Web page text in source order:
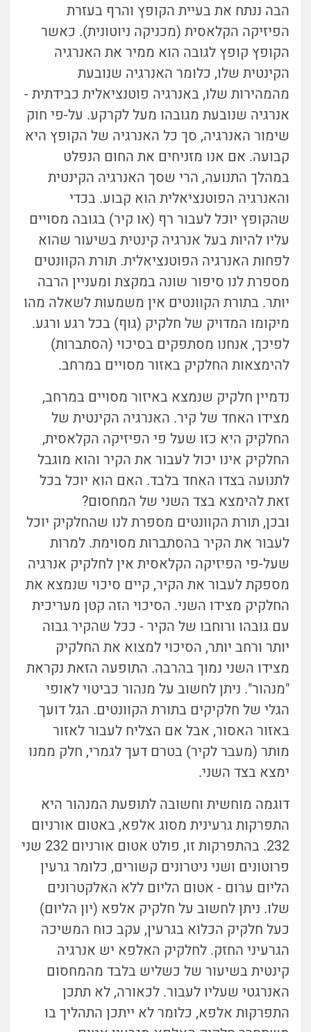
הבה ננתח את בעיית הקופץ והרף בעזרת
הפיזיקה הקלאסית (מכניקה ניוטונית). כאשר
הקופץ קופץ לגובה הוא ממיר את האנרגיה
הקינטית שלו, כלומר האנרגיה שנובעת
מהמהירות שלו, באנרגיה פוטנציאלית כבידתית -
אנרגיה שנובעת מגובהו מעל לקרקע. על-פי חוק
שימור האנרגיה, סך כל האנרגיה של הקופץ היא
קבועה. אם אנו מזניחים את החום הנפלט
במהלך התנועה, הרי שסך האנרגיה הקינטית
והאנרגיה הפוטנציאלית הוא קבוע. בכדי
שהקופץ יוכל לעבור רף (או קיר) בגובה מסויים
עליו להיות בעל אנרגיה קינטית בשיעור שהוא
לפחות האנרגיה הפוטנציאלית. תורת הקוונטים
מספרת לנו סיפור שונה במקצת ומעניין הרבה
יותר. בתורת הקוונטים אין משמעות לשאלה מהו
מיקומו המדויק של חלקיק (גוף) בכל רגע ורגע.
לפיכך, אנחנו מסתפקים בסיכוי (הסתברות)
להימצאות החלקיק באזור מסויים במרחב.
נדמיין חלקיק שנמצא באיזור מסויים במרחב,
מצידו האחד של קיר. האנרגיה הקינטית של
החלקיק היא כזו שעל פי הפיזיקה הקלאסית,
החלקיק אינו יכול לעבור את הקיר והוא מוגבל
לתנועה בצדו האחד בלבד. האם הוא יוכל בכל
זאת להימצא בצד השני של המחסום?
ובכן, תורת הקוונטים מספרת לנו שהחלקיק יוכל
לעבור את הקיר בהסתברות מסוימת. למרות
שעל-פי הפיזיקה הקלאסית אין לחלקיק אנרגיה
מספקת לעבור את הקיר, קיים סיכוי שנמצא את
החלקיק מצידו השני. הסיכוי הזה קטן מעריכית
עם גובהו ורוחבו של הקיר - ככל שהקיר גבוה
יותר ורחב יותר, הסיכוי למצוא את החלקיק
מצידו השני נמוך בהרבה. התופעה הזאת נקראת
"מנהור". ניתן לחשוב על מנהור כביטוי לאופי
הגלי של חלקיקים בתורת הקוונטים. הגל דועך
באזור האסור, אבל אם הצליח לעבור לאזור
מותר (מעבר לקיר) בטרם דעך לגמרי, חלק ממנו
ימצא בצד השני.
דוגמה מוחשית וחשובה לתופעת המנהור היא
התפרקות גרעינית מסוג אלפא, באטום אורניום
232. בהתפרקות זו, פולט אטום אורניום 232 שני
פרוטונים ושני ניטרונים קשורים, כלומר גרעין
הליום ערום - אטום הליום ללא האלקטרונים
שלו. ניתן לחשוב על חלקיק אלפא (יון הליום)
כעל חלקיק הכלוא בגרעין, עקב כוח המשיכה
הגרעיני החזק. לחלקיק האלפא יש אנרגיה
קינטית בשיעור של כשליש בלבד מהמחסום
האנרגטי שעליו לעבור. לכאורה, לא תתכן
התפרקות אלפא, כלומר לא ייתכן התהליך בו